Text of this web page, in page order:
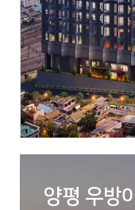
시공 동아
세대수 총
분양문의
양평 우방